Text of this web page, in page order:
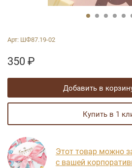
Арт: ШФ87.19-02
350 ₽
добавить в
купить в 1
Этот товар можно
с вашей